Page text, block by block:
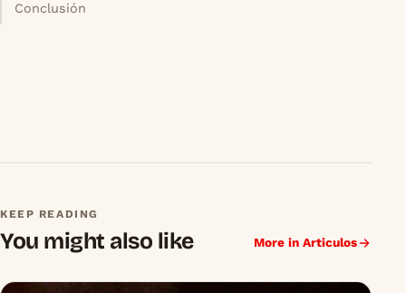
Conclusión
KEEP READING
You might also like More in Articulos